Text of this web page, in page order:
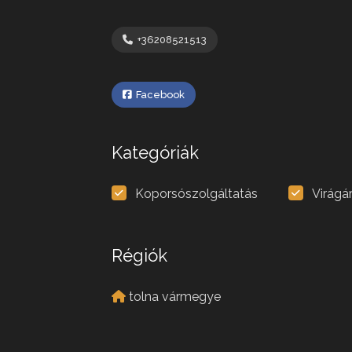
+36208521513
Facebook
Kategóriák
Koporsószolgáltatás
Régiók
tolna vármegye